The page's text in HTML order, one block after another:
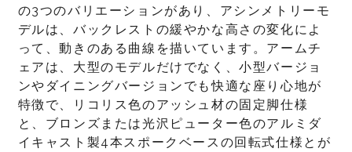
の3つのバリエーションがあり、アシンメトリーモ
デルは、バックレストの緩やかな高さの変化によ
って、動きのある曲線を描いています。アームチ
ェアは、大型のモデルだけでなく、小型バージョ
ンやダイニングバージョンでも快適な座り心地が
特徴で、リコリス色のアッシュ材の固定脚仕様
と、ブロンズまたは光沢ピューター色のアルミダ
イキャスト製4本スポークベースの回転式仕様とが